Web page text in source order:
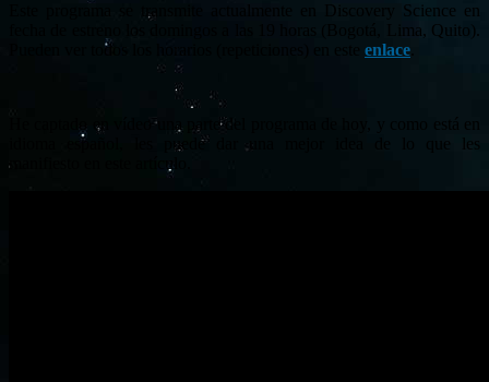
Este programa se transmite actualmente en Discovery Science en
fecha de estreno los domingos a las 19 horas (Bogotá, Lima, Quito).
Pueden ver todos los horarios (repeticiones) en este enlace
He captado en vídeo una parte del programa de hoy, y como está en
idioma español, les puede dar una mejor idea de lo que les
manifiesto en este artículo.